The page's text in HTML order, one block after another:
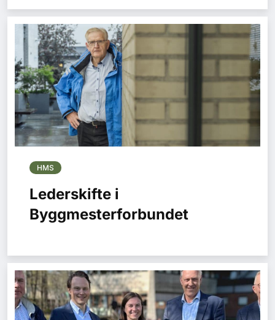
HMS
Lederskifte i
Byggmesterforbundet